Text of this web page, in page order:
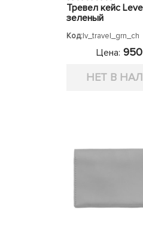
Тревел кейс
зеленый
Код:lv_travel_grn_ch
Цена:
НЕТ В